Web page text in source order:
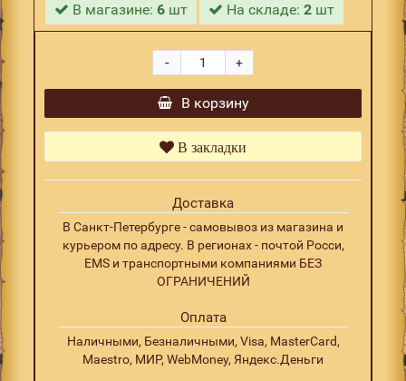
В магазине:6 шт На складе:2 шт
+
-
В корзину
В закладки
Доставка
В Санкт-Петербурге - самовывоз из магазина и
курьером по адресу. В регионах - почтой Росси,
EMS и транспортными компаниями БЕЗ
ОГРАНИЧЕНИЙ
Оплата
Наличными, Безналичными, Visa, MasterCard,
Maestro, МИР, WebMoney, Яндекс.Деньги